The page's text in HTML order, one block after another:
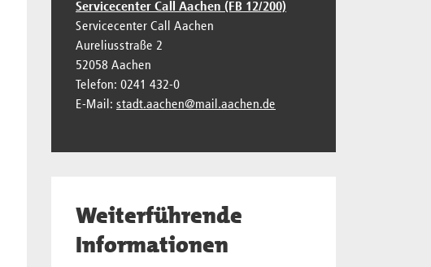
Servicecenter Call Aachen (FB 12/200)
Servicecenter Call Aachen
Aureliusstraße 2
52058 Aachen
Telefon: 0241 432-0
E-Mail: stadt.aachen@mail.aachen.de
Weiterführende
Informationen